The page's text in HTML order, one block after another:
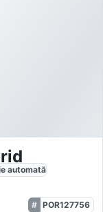
automată
POR127756